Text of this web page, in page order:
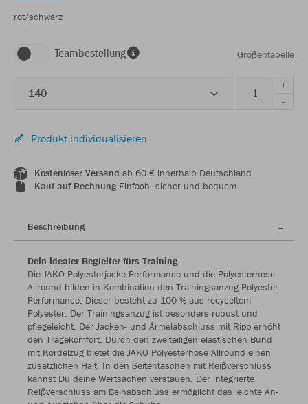
rot/schwarz
Teambestellung Größentabelle
140
+
-
Produkt individualisieren
Kostenloser Versand ab 60 € innerhalb Deutschland
Kauf auf RechnungEinfach, sicher und bequem
Beschreibung
Dein idealer Begleiter fürs Training
Die JAKO Polyesterjacke Performance und die Polyesterhose
Allround bilden in Kombination den Trainingsanzug Polyester
Performance. Dieser besteht zu 100 % aus recyceltem
Polyester. Der Trainingsanzug ist besonders robust und
pflegeleicht. Der Jacken- und Ärmelabschluss mit Ripp erhöht
den Tragekomfort. Durch den zweiteiligen elastischen Bund
mit Kordelzug bietet die JAKO Polyesterhose Allround einen
zusätzlichen Halt. In den Seitentaschen mit Reißverschluss
kannst Du deine Wertsachen verstauen. Der integrierte
Reißverschluss am Beinabschluss ermöglicht das leichte An-